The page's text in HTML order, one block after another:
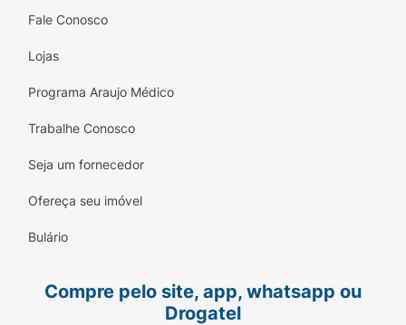
Fale Conosco
Lojas
Programa Araujo Médico
Trabalhe Conosco
Seja um fornecedor
Ofereça seu imóvel
Bulário
Compre pelo site, app, whatsapp ou
Drogatel